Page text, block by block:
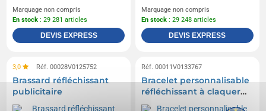
Marquage non compris
En stock : 29 281 articles
DEVIS EXPRESS
Marquage non compris
En stock : 29 248 articles
DEVIS EXPRESS
3,0 Réf. 00028V0125752
Brassard réfléchissant
publicitaire
Réf. 00011V0133767
Bracelet personnalisable
réfléchissant à claquer
Félix RFX™